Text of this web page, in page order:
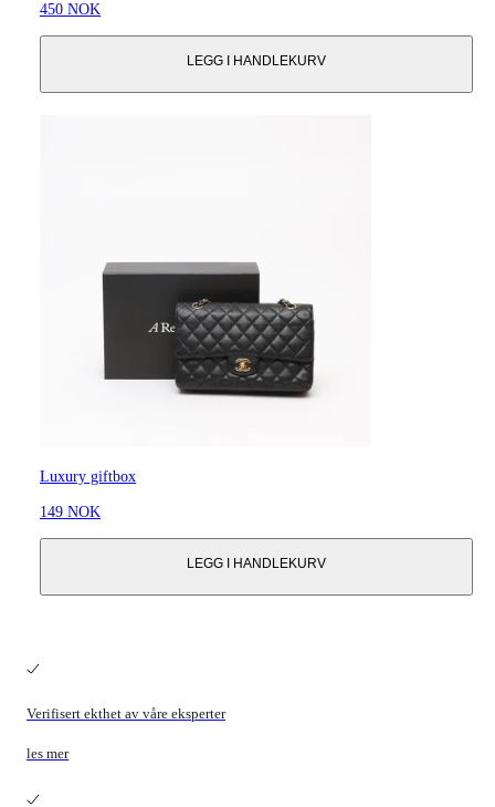
450 NOK
LEGG I HANDLEKURV
Luxury giftbox
149 NOK
LEGG I HANDLEKURV
Verifisert ekthet av våre eksperter
les mer